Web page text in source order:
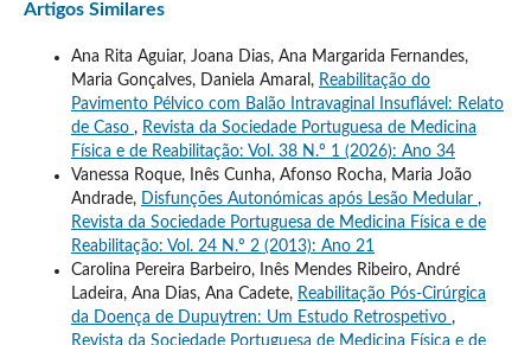
Artigos Similares
Ana Rita Aguiar, Joana Dias, Ana Margarida Fernandes,
Maria Gonçalves, Daniela Amaral, Reabilitação do
Pavimento Pélvico com Balão Intravaginal Insuflável: Relato
de Caso , Revista da Sociedade Portuguesa de Medicina
Física e de Reabilitação: Vol. 38 N.º 1 (2026): Ano 34
Vanessa Roque, Inês Cunha, Afonso Rocha, Maria João
Andrade, Disfunções Autonómicas após Lesão Medular ,
Revista da Sociedade Portuguesa de Medicina Física e de
Reabilitação: Vol. 24 N.º 2 (2013): Ano 21
Carolina Pereira Barbeiro, Inês Mendes Ribeiro, André
Ladeira, Ana Dias, Ana Cadete, Reabilitação Pós-Cirúrgica
da Doença de Dupuytren: Um Estudo Retrospetivo ,